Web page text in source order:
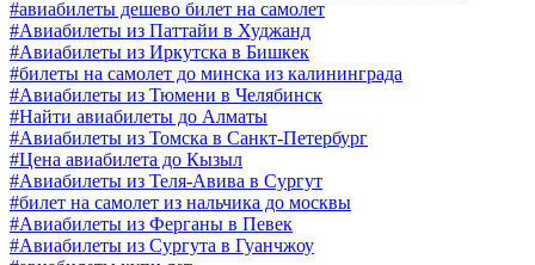
#авиабилеты дешево билет на самолет
#Авиабилеты из Паттайи в Худжанд
#Авиабилеты из Иркутска в Бишкек
#билеты на самолет до минска из калининграда
#Авиабилеты из Тюмени в Челябинск
#Найти авиабилеты до Алматы
#Авиабилеты из Томска в Санкт-Петербург
#Цена авиабилета до Кызыл
#Авиабилеты из Теля-Авива в Сургут
#билет на самолет из нальчика до москвы
#Авиабилеты из Ферганы в Певек
#Авиабилеты из Сургута в Гуанчжоу